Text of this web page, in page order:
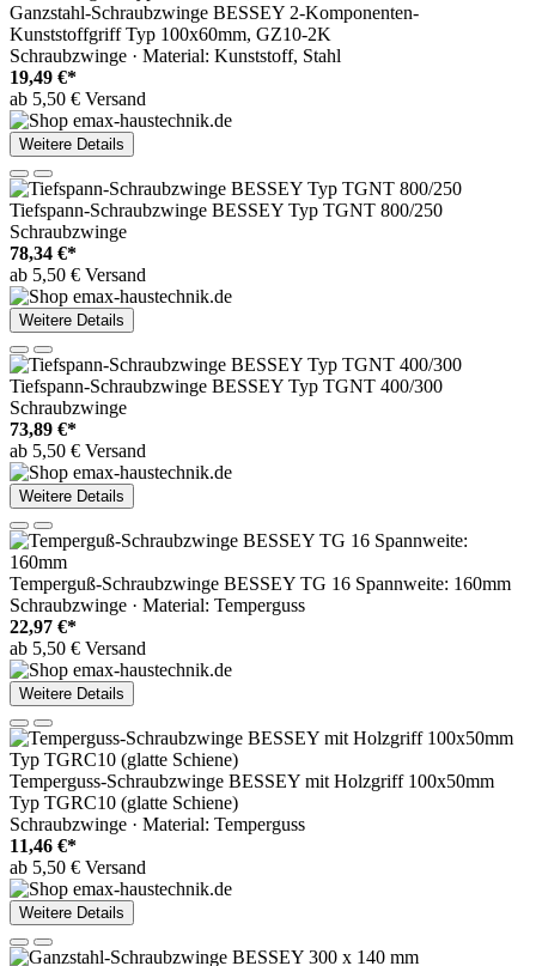
Ganzstahl-Schraubzwinge BESSEY 2-Komponenten-
Kunststoffgriff Typ 100x60mm, GZ10-2K
Schraubzwinge · Material: Kunststoff, Stahl
19,49 €*
ab 5,50 € Versand
Weitere Details
Tiefspann-Schraubzwinge BESSEY Typ TGNT 800/250
Schraubzwinge
78,34 €*
ab 5,50 € Versand
Weitere Details
Tiefspann-Schraubzwinge BESSEY Typ TGNT 400/300
Schraubzwinge
73,89 €*
ab 5,50 € Versand
Weitere Details
Temperguß-Schraubzwinge BESSEY TG 16 Spannweite: 160mm
Schraubzwinge · Material: Temperguss
22,97 €*
ab 5,50 € Versand
Weitere Details
Temperguss-Schraubzwinge BESSEY mit Holzgriff 100x50mm
Typ TGRC10 (glatte Schiene)
Schraubzwinge · Material: Temperguss
11,46 €*
ab 5,50 € Versand
Weitere Details